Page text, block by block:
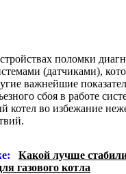
поломки
(датчиками),
важнейшие
сбоя в работе
котел во избежание
Какой лучше
газового котла